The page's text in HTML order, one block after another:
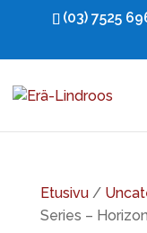
(03) 7525
Etusivu/
Series –